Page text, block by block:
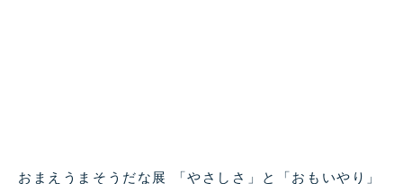
おまえうまそうだな展 「やさしさ」と「おもいやり」